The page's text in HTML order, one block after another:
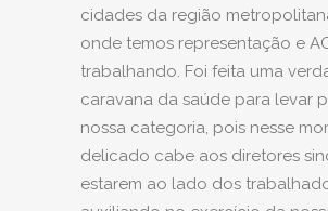
cidades da região
onde temos representação e
trabalhando. Foi feita uma
caravana da saúde para levar
nossa categoria, pois nesse
delicado cabe aos diretores
estarem ao lado dos